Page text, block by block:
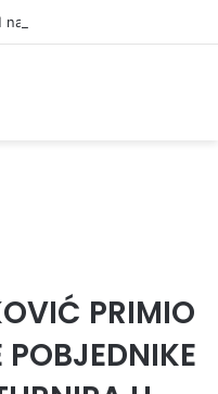
PRIMIO
POBJEDNIKE